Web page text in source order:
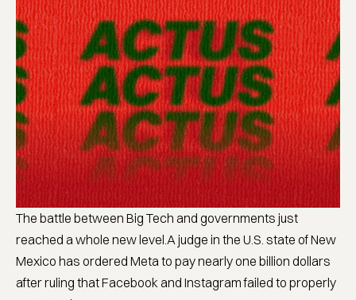
The battle between Big Tech and governments just
reached a whole new level.A judge in the U.S. state of New
Mexico has ordered Meta to pay nearly one billion dollars
after ruling that Facebook and Instagram failed to properly